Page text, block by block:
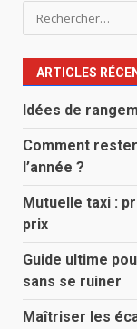
Rechercher :
ARTICLES
Idées de
Comment
l’année ?
Mutuelle taxi :
prix
Guide ultime
sans se ruiner
Maîtriser les